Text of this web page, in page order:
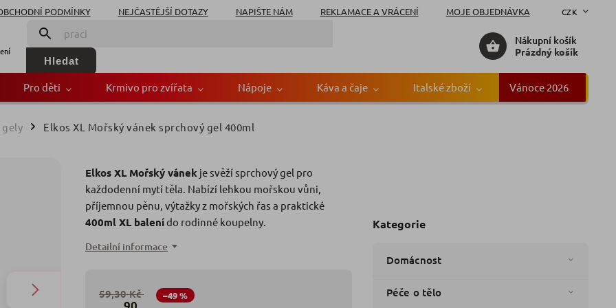
PODMÍNKY NEJČASTĚJŠÍ DOTAZY NAPIŠTE NÁM REKLAMACE A VRÁCENÍ MOJE OBJEDNÁVKA CZK
Hledat
Nákupní košík
Prázdný košík
Pro děti Krmivo pro zvířata Nápoje Káva a čaje Italské zboží Vánoce 2026
gely / Elkos XL Mořský vánek sprchový gel 400ml
Kategorie
Domácnost
Péče o tělo
sprchový gel 400ml Značka:
59,30 Kč –49 %
Elkos XL Mořský vánek je svěží sprchový gel pro
každodenní mytí těla. Nabízí lehkou mořskou vůni,
příjemnou pěnu, výtažky z mořských řas a praktické
400ml XL balenído rodinné koupelny.
Detailní informace